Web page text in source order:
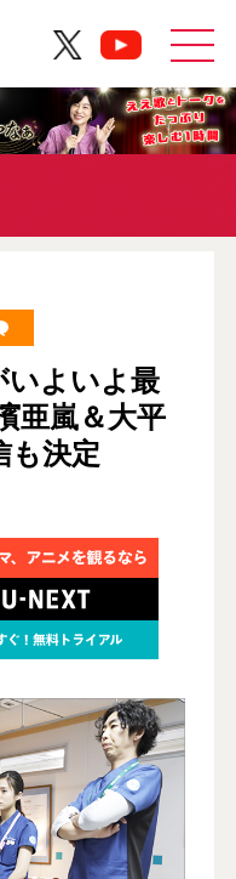
いよいよ最
亜嵐＆大平
も決定